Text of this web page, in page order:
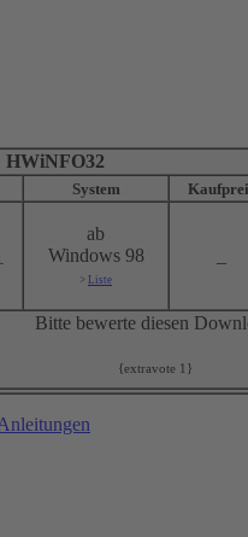
HWiNFO32
System
ab
Windows 98
> Liste
Bitte bewerte diesen
{extravote 1}